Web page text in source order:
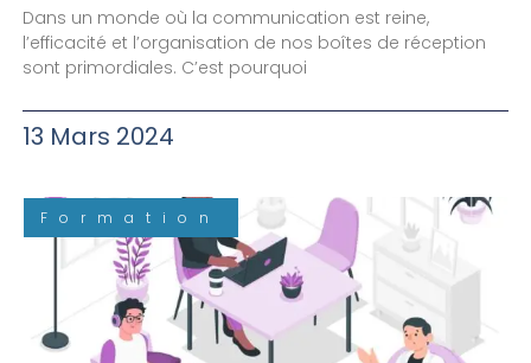
Dans un monde où la communication est reine,
l’efficacité et l’organisation de nos boîtes de réception
sont primordiales. C’est pourquoi
13 Mars 2024
Formation